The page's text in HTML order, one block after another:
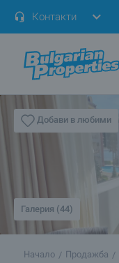
Контакти
Добави в любими
Галерия (44)
Начало Продажба